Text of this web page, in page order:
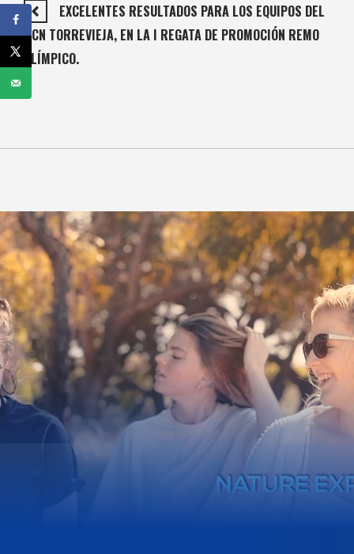
EXCELENTES RESULTADOS PARA LOS EQUIPOS DEL
RCN TORREVIEJA, EN LA I REGATA DE PROMOCIÓN REMO
OLÍMPICO.